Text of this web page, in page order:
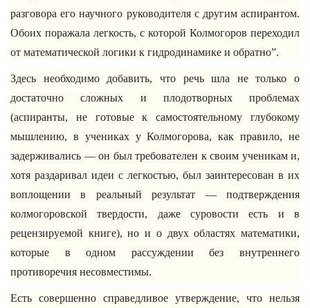
разговора его научного руководителя с другим аспирантом.
Обоих поражала легкость, с которой Колмогоров переходил
от математической логики к гидродинамике и обратно”.
Здесь необходимо добавить, что речь шла не только о
достаточно сложных и плодотворных проблемах
(аспиранты, не готовые к самостоятельному глубокому
мышлению, в учениках у Колмогорова, как правило, не
задерживались — он был требователен к своим ученикам и,
хотя раздаривал идеи с легкостью, был заинтересован в их
воплощении в реальный результат — подтверждения
колмогоровской твердости, даже суровости есть и в
рецензируемой книге), но и о двух областях математики,
которые в одном рассуждении без внутреннего
противоречия несовместимы.
Есть совершенно справедливое утверждение, что нельзя